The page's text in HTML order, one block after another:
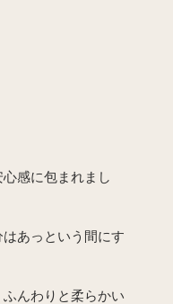
感に包まれまし
あっという間にす
んわりと柔らかい